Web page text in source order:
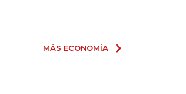
MÁS ECONOMÍA